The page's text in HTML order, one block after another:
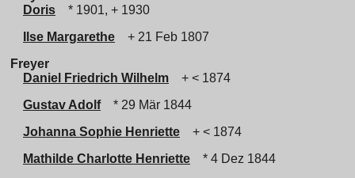
Doris
* 1901, + 1930
Ilse Margarethe
+ 21 Feb 1807
Freyer
Daniel Friedrich Wilhelm
+ < 1874
Gustav Adolf
* 29 Mär 1844
Johanna Sophie Henriette
+ < 1874
Mathilde Charlotte Henriette
* 4 Dez 1844